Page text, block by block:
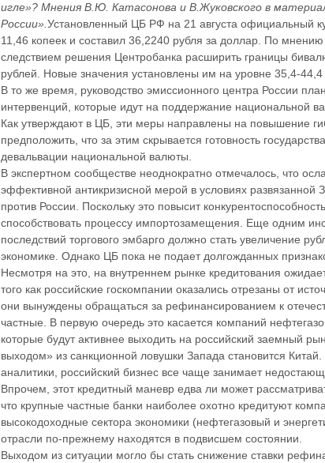
игле»? Мнения В.Ю. Катасонова и В.Жуковского в
России». Установленный ЦБ РФ на 21 августа официальный
11,46 копеек и составил 36,2240 рубля за доллар. По мнению
следствием решения Центробанка расширить границы
рублей. Новые значения установлены им на уровне 35,4-44,4
В то же время, руководство эмиссионного центра России
интервенций, которые идут на поддержание национальной
Как утверждают в ЦБ, эти меры направлены на повышение
предположить, что за этим скрывается готовность
девальвации национальной валюты.
В экспертном сообществе неоднократно отмечалось, что
эффективной антикризисной мерой в условиях развязанной
против России. Поскольку это повысит
способствовать процессу импортозамещения. Еще одним
последствий торгового эмбарго должно стать увеличение
экономике. Однако ЦБ пока не подает долгожданных
Несмотря на это, на внутреннем рынке кредитования
того как российские госкомпании оказались отрезаны от
они вынуждены обращаться за рефинансированием к
частные. В первую очередь это касается компаний
которые будут активнее выходить на российский заемный
выходом» из санкционной ловушки Запада становится
аналитики, российский бизнес все чаще занимает
Впрочем, этот кредитный маневр едва ли может
что крупные частные банки наиболее охотно кредитуют
высокодоходные сектора экономики (нефтегазовый и
отрасли по-прежнему находятся в подвисшем состоянии.
Выходом из ситуации могло бы стать снижение ставки